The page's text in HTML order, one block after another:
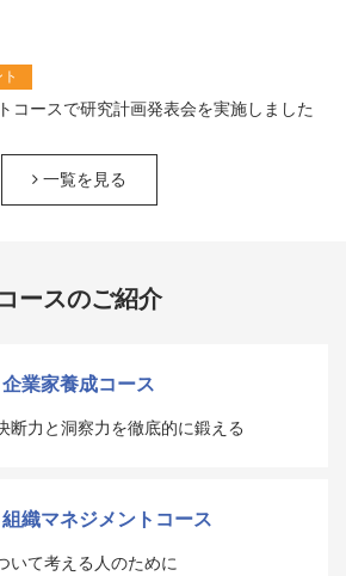
コースで研究計画発表会を実施しました
一覧を見る
コースのご紹介
企業家養成コース
断力と洞察力を徹底的に鍛える
組織マネジメントコース
いて考える人のために